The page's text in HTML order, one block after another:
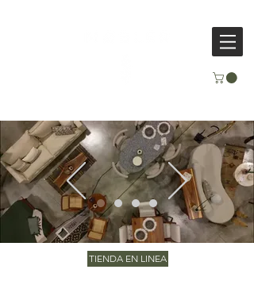
TIENDA EN LINEA